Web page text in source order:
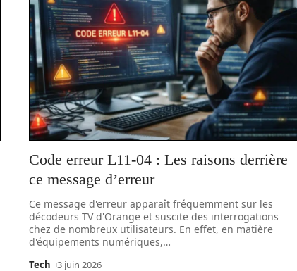
Code erreur L11-04 : Les raisons derrière
ce message d’erreur
Ce message d'erreur apparaît fréquemment sur les
décodeurs TV d'Orange et suscite des interrogations
chez de nombreux utilisateurs. En effet, en matière
d'équipements numériques,…
Tech 3 juin 2026